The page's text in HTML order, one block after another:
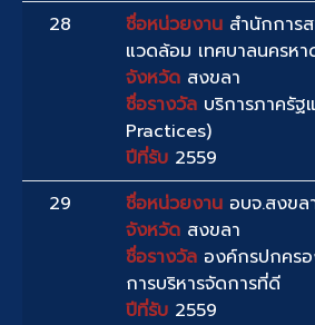
28
ชื่อหน่วยงาน สำนักการ
แวดล้อม เทศบาลนครห
จังหวัด สงขลา
ชื่อรางวัล บริการภาครั
Practices)
ปีที่รับ 2559
29
ชื่อหน่วยงาน อบจ.สงขล
จังหวัด สงขลา
ชื่อรางวัล องค์กรปกคร
การบริหารจัดการที่ดี
ปีที่รับ 2559